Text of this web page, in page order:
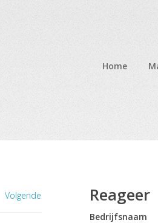
Home
Volgende Reageer
Bedrijfsnaam